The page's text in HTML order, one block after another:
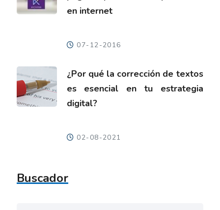
en internet
07-12-2016
¿Por qué la corrección de textos
es esencial en tu estrategia
digital?
02-08-2021
Buscador